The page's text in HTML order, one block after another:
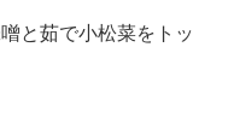
と茹で小松菜をトッ